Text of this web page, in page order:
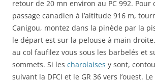
retour de 20 mn environ au PC 992. Pour
passage canadien à l’altitude 916 m,
Canigou, montez dans la pinède par la
le départ est sur la pelouse à main
au col faufilez vous sous les barbelés et
sommets. Si les charolaises y sont,
suivant la DFCI et le GR 36 vers l’ouest.